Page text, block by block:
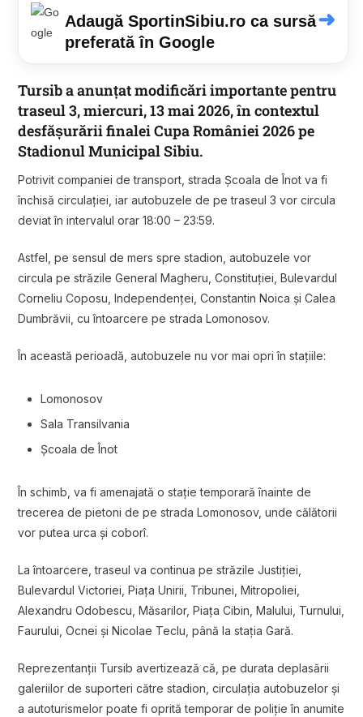
Adaugă SportinSibiu.ro ca sursă
preferată în Google
➜
Tursiba anunțat modificări importante pentru
traseul 3, miercuri, 13 mai 2026, în contextul
desfășurării finaleiCupa României 2026pe
Stadionul Municipal Sibiu.
Potrivit companiei de transport, strada Școala de Înot va fi
închisă circulației, iar autobuzele de pe traseul 3 vor circula
deviat în intervalul orar 18:00 – 23:59.
Astfel, pe sensul de mers spre stadion, autobuzele vor
circula pe străzile General Magheru, Constituției, Bulevardul
Corneliu Coposu, Independenței, Constantin Noica și Calea
Dumbrăvii, cu întoarcere pe strada Lomonosov.
În această perioadă, autobuzele nu vor mai opri în stațiile:
Lomonosov
Sala Transilvania
Școala de Înot
În schimb, va fi amenajată o stație temporară înainte de
trecerea de pietoni de pe strada Lomonosov, unde călătorii
vor putea urca și coborî.
La întoarcere, traseul va continua pe străzile Justiției,
Bulevardul Victoriei, Piața Unirii, Tribunei, Mitropoliei,
Alexandru Odobescu, Măsarilor, Piața Cibin, Malului, Turnului,
Faurului, Ocnei și Nicolae Teclu, până la stația Gară.
Reprezentanții Tursib avertizează că, pe durata deplasării
galeriilor de suporteri către stadion, circulația autobuzelor și
a autoturismelor poate fi oprită temporar de poliție în anumite